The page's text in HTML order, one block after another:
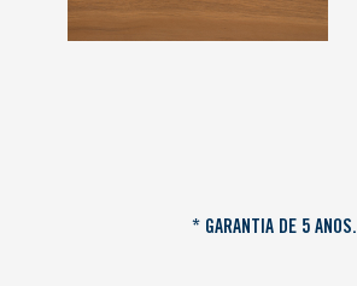
* GARANTIA DE 5 ANOS.